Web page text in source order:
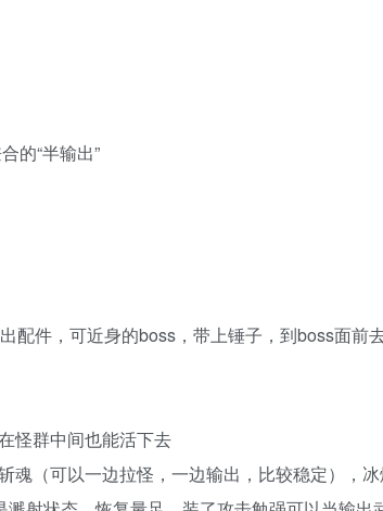
的“半输出”
件，可近身的boss，带上锤子，到boss面前
怪群中间也能活下去
（可以一边拉怪，一边输出，比较稳定），